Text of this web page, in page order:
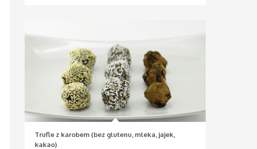
Trufle z karobem (bez glutenu, mleka, jajek,
kakao)